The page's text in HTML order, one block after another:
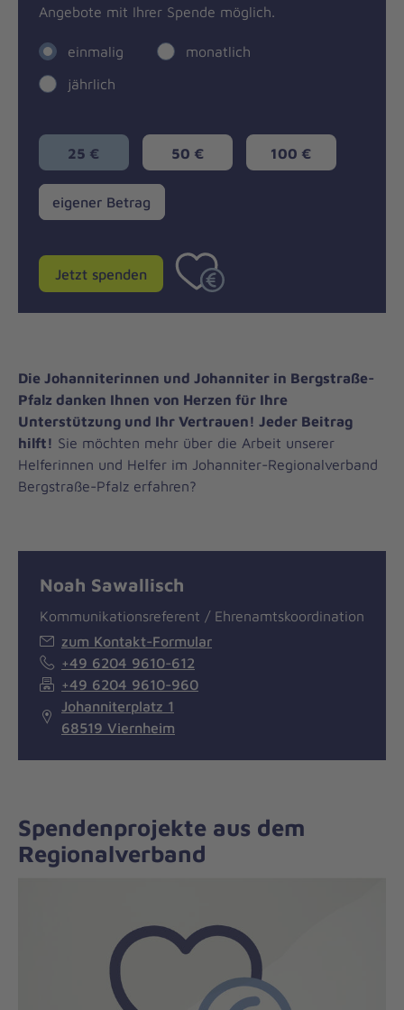
Angebote mit Ihrer Spende möglich.
einmalig
monatlich
jährlich
25 € 50 € 100 €
eigener
Betrag
eigener Betrag
Jetzt spenden
Die Johanniterinnen und Johanniter in Bergstraße-
Pfalz danken Ihnen von Herzen für Ihre
Unterstützung und Ihr Vertrauen! Jeder Beitrag
hilft! Sie möchten mehr über die Arbeit unserer
Helferinnen und Helfer im Johanniter-Regionalverband
Bergstraße-Pfalz erfahren?
Noah Sawallisch
Kommunikationsreferent / Ehrenamtskoordination
zum Kontakt-Formular
+49 6204 9610-612
+49 6204 9610-960
Johanniterplatz 1
68519 Viernheim
Spendenprojekte aus dem
Regionalverband